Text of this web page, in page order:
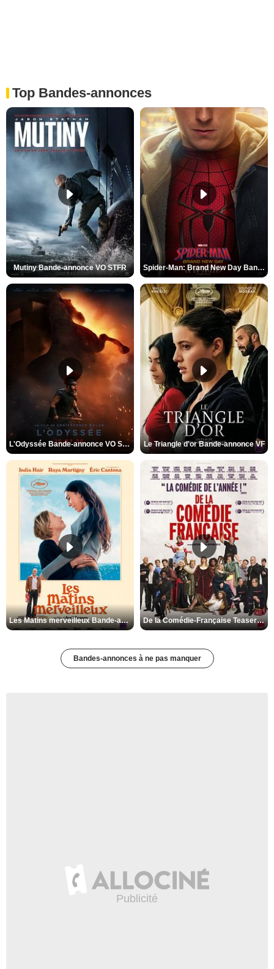
Top Bandes-annonces
Mutiny Bande-annonce VO STFR Spider-Man: Brand New Day Bande-annonce VO STFR
L'Odyssée Bande-annonce VO STFR Le Triangle d'or Bande-annonce VF
Les Matins merveilleux Bande-annonce VF De la Comédie-Française Teaser VF
Bandes-annonces à ne pas manquer